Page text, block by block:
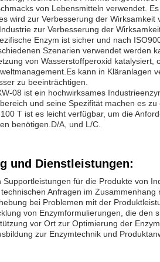
von Lebensmitteln verwendet.
wird zur Verbesserung der
zur Verbesserung der
Enzym ist sicher und nach
Szenarien verwendet werden
von Wasserstoffperoxid
kann in Kläranlagen
zu beeinträchtigen.
08 ist ein hochwirksames
und seine Spezifität machen es
T ist es leicht verfügbar, um die
benötigen.D/A, und L/C.
und Dienstleistungen:
Supportleistungen für die Produkte von
Anfragen im
bei Problemen mit der
von Enzymformulierungen, die den
vor Ort zur Optimierung der
zur Enzymtechnik und